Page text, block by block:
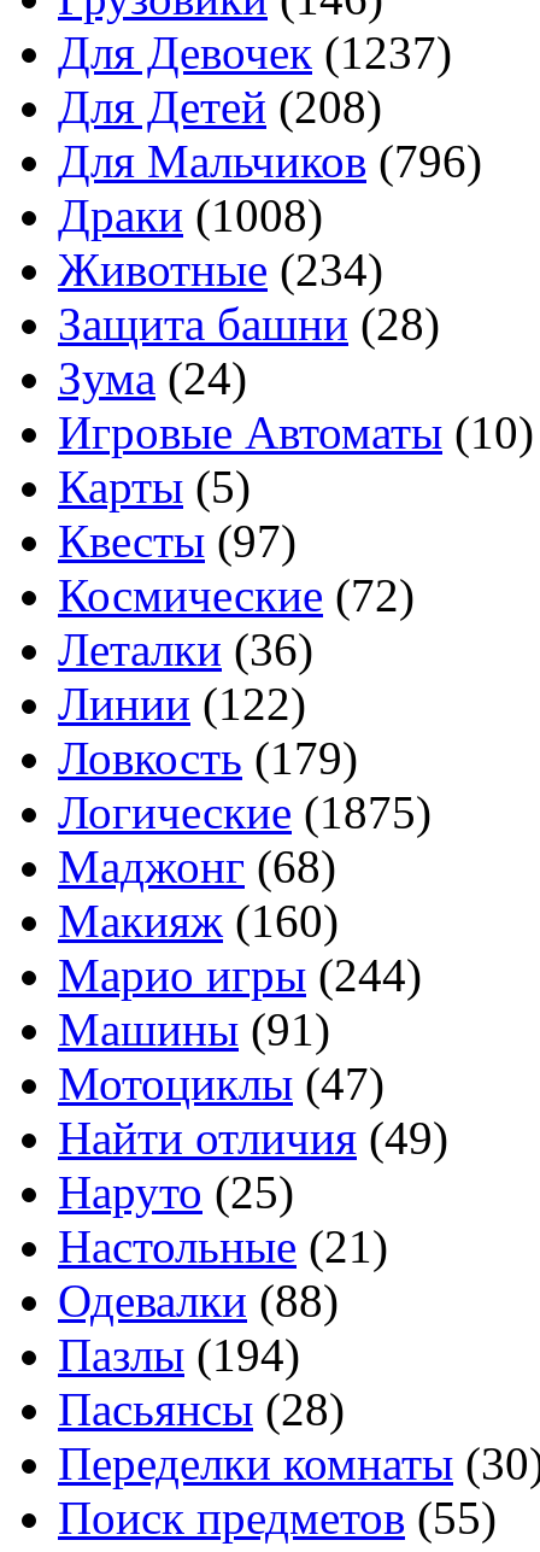
Для Девочек (1237)
Для Детей (208)
Для Мальчиков (796)
Драки (1008)
Животные (234)
Защита башни (28)
Зума (24)
Игровые Автоматы (10)
Карты (5)
Квесты (97)
Космические (72)
Леталки (36)
Линии (122)
Ловкость (179)
Логические (1875)
Маджонг (68)
Макияж (160)
Марио игры (244)
Машины (91)
Мотоциклы (47)
Найти отличия (49)
Наруто (25)
Настольные (21)
Одевалки (88)
Пазлы (194)
Пасьянсы (28)
Переделки комнаты
Поиск предметов (55)